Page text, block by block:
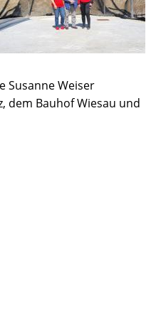
Susanne Weiser
dem Bauhof Wiesau und